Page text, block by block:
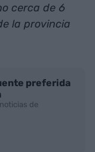
cerca de 6
la provincia
preferida
de